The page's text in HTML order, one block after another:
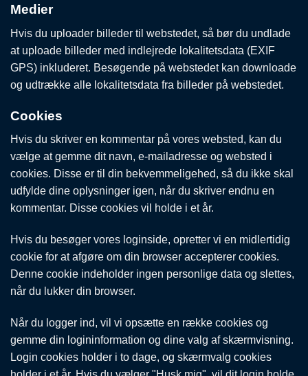
Medier
Hvis du uploader billeder til webstedet, så bør du undlade
at uploade billeder med indlejrede lokalitetsdata (EXIF
GPS) inkluderet. Besøgende på webstedet kan downloade
og udtrække alle lokalitetsdata fra billeder på webstedet.
Cookies
Hvis du skriver en kommentar på vores websted, kan du
vælge at gemme dit navn, e-mailadresse og websted i
cookies. Disse er til din bekvemmeligehed, så du ikke skal
udfylde dine oplysninger igen, når du skriver endnu en
kommentar. Disse cookies vil holde i et år.
Hvis du besøger vores loginside, opretter vi en midlertidig
cookie for at afgøre om din browser accepterer cookies.
Denne cookie indeholder ingen personlige data og slettes,
når du lukker din browser.
Når du logger ind, vil vi opsætte en række cookies og
gemme din logininformation og dine valg af skærmvisning.
Login cookies holder i to dage, og skærmvalg cookies